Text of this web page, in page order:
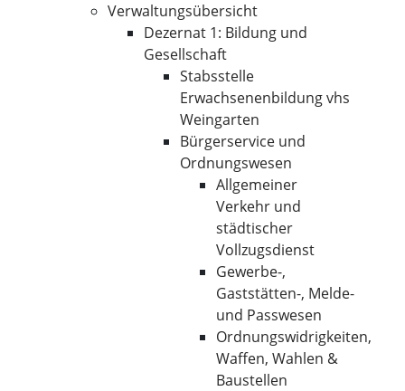
Verwaltungsübersicht
Dezernat 1: Bildung und
Gesellschaft
Stabsstelle
Erwachsenenbildung vhs
Weingarten
Bürgerservice und
Ordnungswesen
Allgemeiner
Verkehr und
städtischer
Vollzugsdienst
Gewerbe-,
Gaststätten-, Melde-
und Passwesen
Ordnungswidrigkeiten,
Waffen, Wahlen &
Baustellen